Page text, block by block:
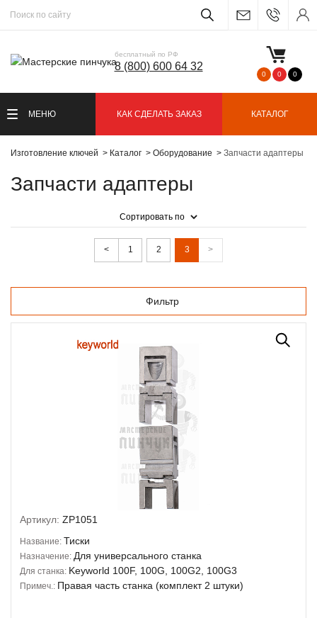
бесплатный по РФ
8 (800) 600 64 32
0 0 0
МЕНЮ КАК СДЕЛАТЬ ЗАКАЗ КАТАЛОГ
Изготовление ключей Каталог Оборудование Запчасти адаптеры
Запчасти адаптеры
Сортировать по
< 1 2 3 >
Фильтр
Артикул: ZP1051
Название: Тиски
Назначение: Для универсального станка
Для станка: Keyworld 100F, 100G, 100G2, 100G3
Примеч.: Правая часть станка (комплект 2 штуки)